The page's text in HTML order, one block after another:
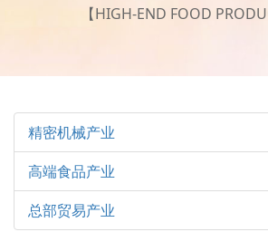
【HIGH-END FOOD
精密机械产业
高端食品产业
总部贸易产业